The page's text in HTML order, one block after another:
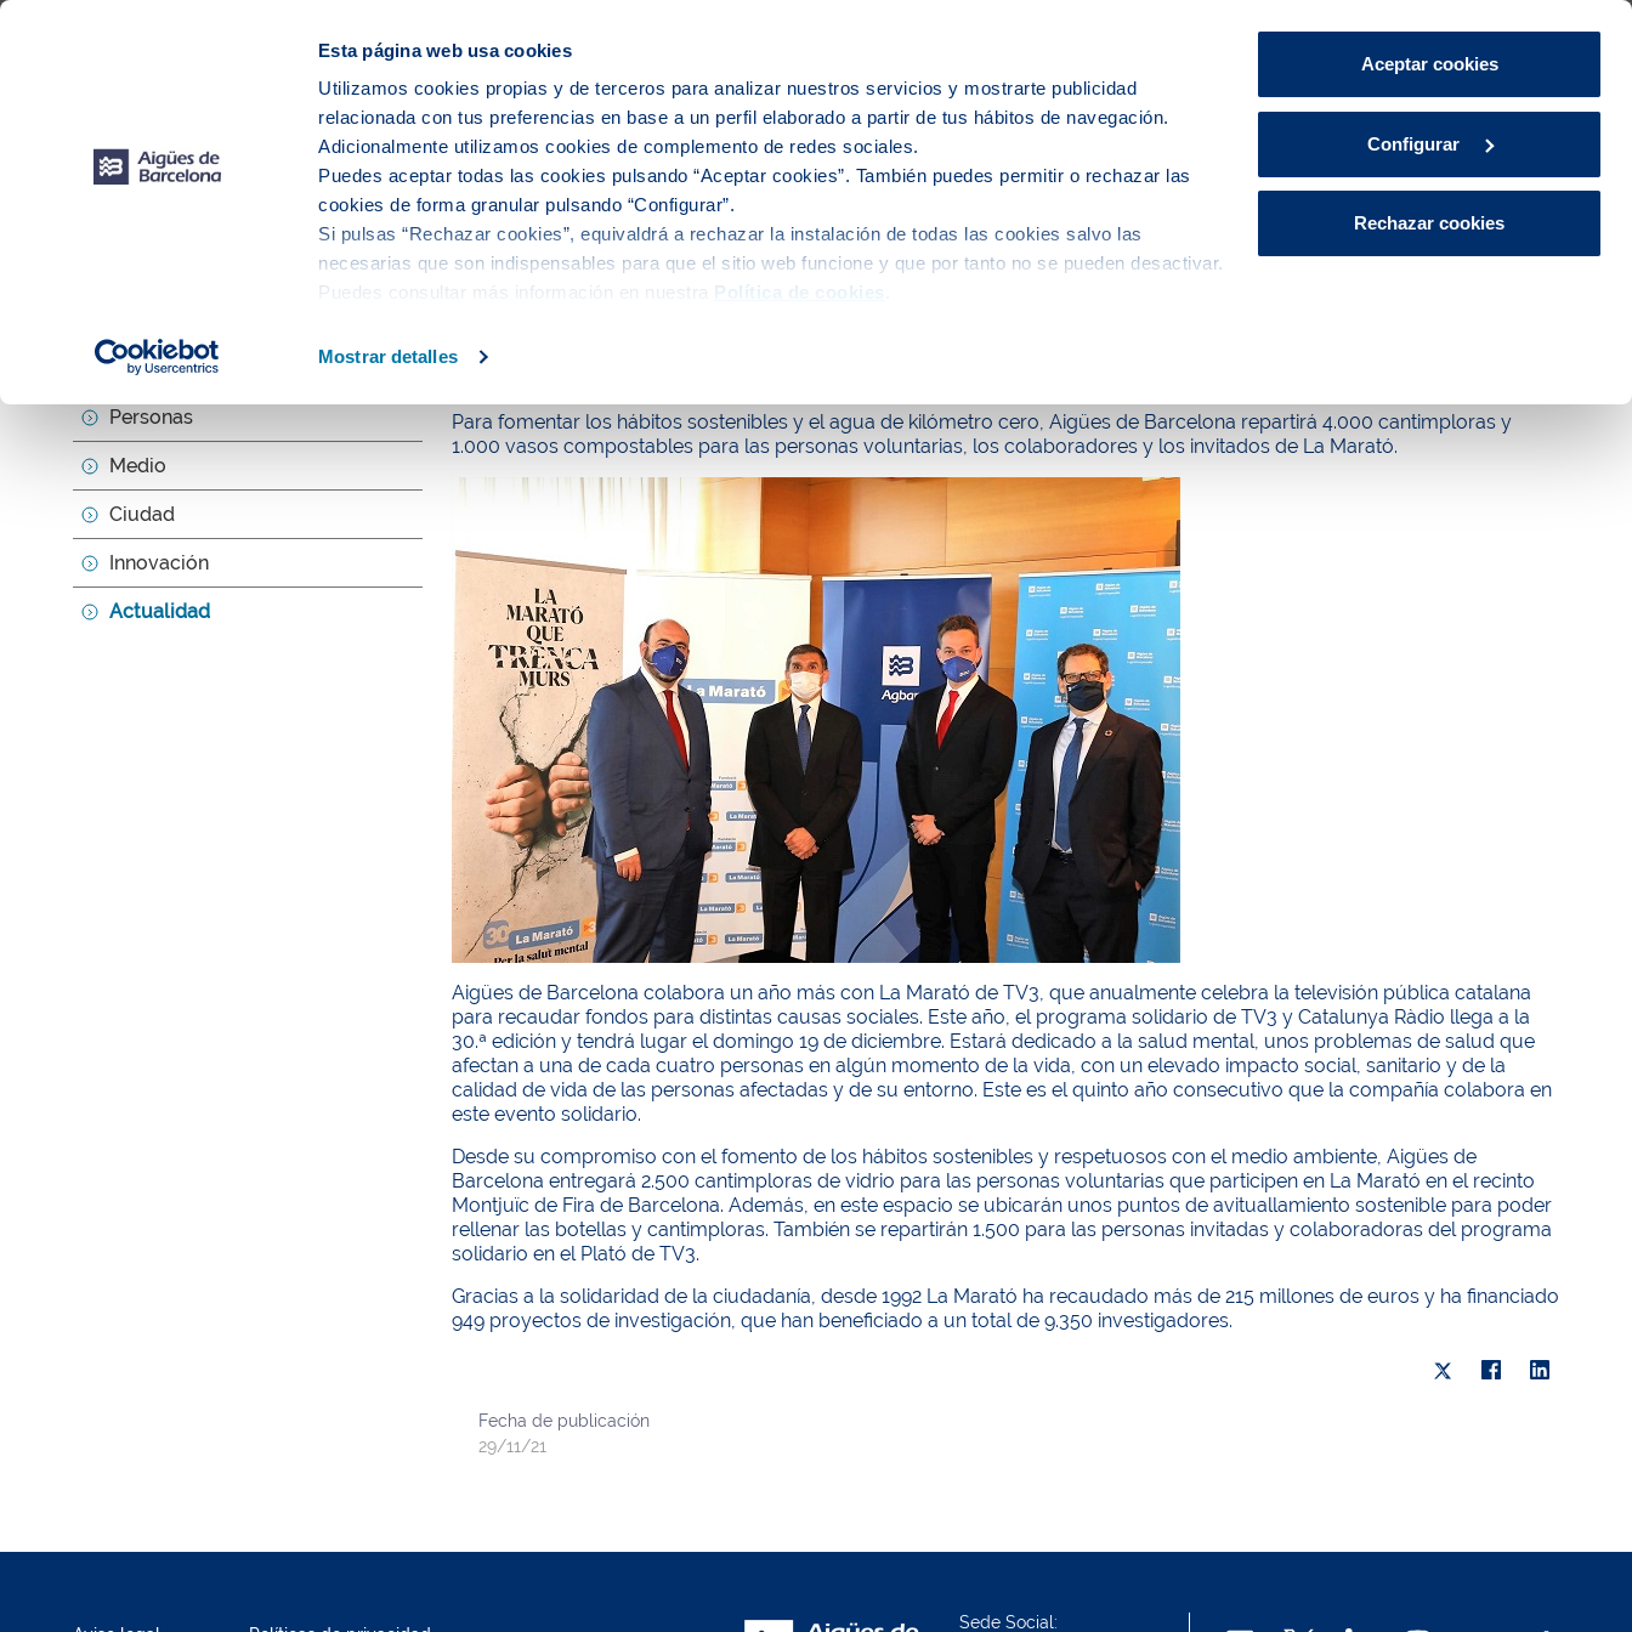
Esta página web usa cookies
Utilizamos cookies propias y de terceros para analizar nuestros servicios y mostrarte publicidad
relacionada con tus preferencias en base a un perfil elaborado a partir de tus hábitos de navegación.
Adicionalmente utilizamos cookies de complemento de redes sociales.
Puedes aceptar todas las cookies pulsando “Aceptar cookies”. También puedes permitir o rechazar las
cookies de forma granular pulsando “Configurar”.
Si pulsas “Rechazar cookies”, equivaldrá a rechazar la instalación de todas las cookies salvo las
necesarias que son indispensables para que el sitio web funcione y que por tanto no se pueden desactivar.
Puedes consultar más información en nuestra Política de cookies
Mostrar detalles
Aceptar cookies
Configurar
Rechazar cookies
CA ES Área de Clientes
Sobre nosotros Personas Ciudad Actualidad
Sobre nosotros
Personas
Medio
Ciudad
Innovación
Actualidad
Actualidad
null
Para fomentar los hábitos sostenibles y el agua de kilómetro cero, Aigües de Barcelona repartirá 4.000 cantimploras y
1.000 vasos compostables para las personas voluntarias, los colaboradores y los invitados de La Marató.
Aigües de Barcelona colabora un año más con La Marató de TV3, que anualmente celebra la televisión pública catalana
para recaudar fondos para distintas causas sociales. Este año, el programa solidario de TV3 y Catalunya Ràdio llega a la
30.ª edición y tendrá lugar el domingo 19 de diciembre. Estará dedicado a la salud mental, unos problemas de salud que
afectan a una de cada cuatro personas en algún momento de la vida, con un elevado impacto social, sanitario y de la
calidad de vida de las personas afectadas y de su entorno. Este es el quinto año consecutivo que la compañía colabora en
este evento solidario.
Desde su compromiso con el fomento de los hábitos sostenibles y respetuosos con el medio ambiente, Aigües de
Barcelona entregará 2.500 cantimploras de vidrio para las personas voluntarias que participen en La Marató en el recinto
Montjuïc de Fira de Barcelona. Además, en este espacio se ubicarán unos puntos de avituallamiento sostenible para poder
rellenar las botellas y cantimploras. También se repartirán 1.500 para las personas invitadas y colaboradoras del programa
solidario en el Plató de TV3.
Gracias a la solidaridad de la ciudadanía, desde 1992 La Marató ha recaudado más de 215 millones de euros y ha financiado
949 proyectos de investigación, que han beneficiado a un total de 9.350 investigadores.
Fecha de publicación
29/11/21
Sede Social: